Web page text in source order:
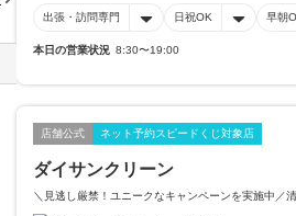
出張・訪問専門 日祝OK 早朝
本日の営業状況 8:30〜19:00
店舗公式 ネット予約スピードくじ対象店
ダイサンクリーン
＼見逃し厳禁！ユニークなキャンペーンを実施中／